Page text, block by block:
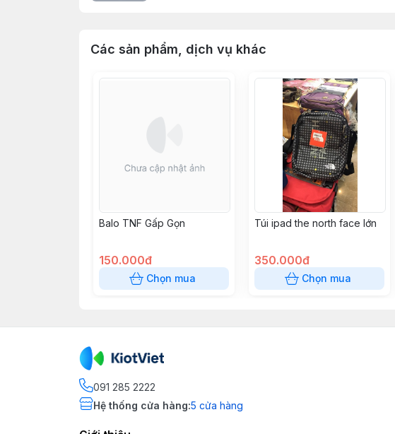
Các sản phẩm, dịch vụ khác
Balo TNF Gấp Gọn
150.000đ
Chọn mua
Túi ipad the north face lớn
350.000đ
Chọn mua
091 285 2222
Hệ thống cửa hàng:5 cửa hàng